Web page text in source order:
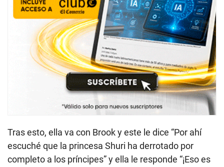
Tras esto, ella va con Brook y este le dice “Por ahí
escuché que la princesa Shuri ha derrotado por
completo a los príncipes” y ella le responde “¡Eso es